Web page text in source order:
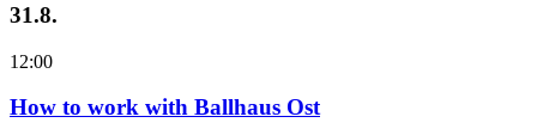
31.8.
12:00
How to work with Ballhaus Ost